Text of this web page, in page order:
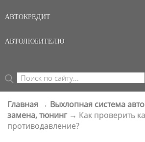
АВТОКРЕДИТ
АВТОЛЮБИТЕЛЮ
ФОРМА ПОИСКА
Поиск
ВЫ ЗДЕСЬ
Главная → Выхлопная система
замена, тюнинг → Как проверить
противодавление?